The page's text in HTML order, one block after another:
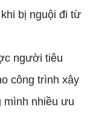
bị nguội đi từ
người tiêu
công trình xây
nhiều ưu